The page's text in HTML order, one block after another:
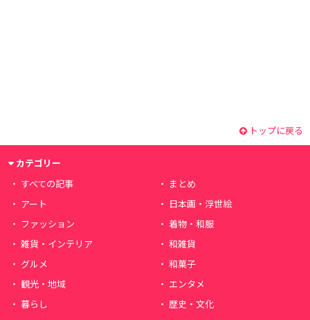
トップに戻る
カテゴリー
すべての記事
まとめ
アート
日本画・浮世絵
ファッション
着物・和服
雑貨・インテリア
和雑貨
グルメ
和菓子
観光・地域
エンタメ
暮らし
歴史・文化